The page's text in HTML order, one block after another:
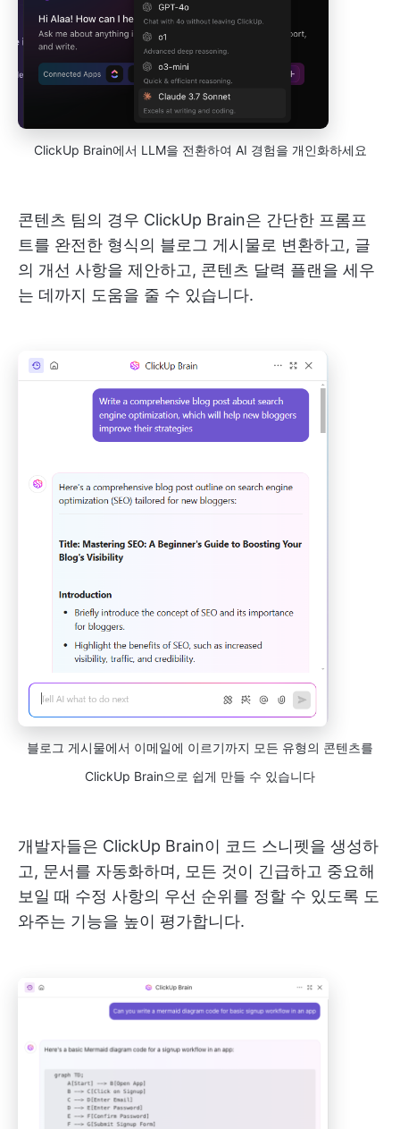
ClickUp Brain에서 LLM을 전환하여 AI 경험을 개인화하세요
콘텐츠 팀의 경우 ClickUp Brain은 간단한 프롬프
트를 완전한 형식의 블로그 게시물로 변환하고, 글
의 개선 사항을 제안하고, 콘텐츠 달력 플랜을 세우
는 데까지 도움을 줄 수 있습니다.
블로그 게시물에서 이메일에 이르기까지 모든 유형의 콘텐츠를
ClickUp Brain으로 쉽게 만들 수 있습니다
개발자들은 ClickUp Brain이 코드 스니펫을 생성하
고, 문서를 자동화하며, 모든 것이 긴급하고 중요해
보일 때 수정 사항의 우선 순위를 정할 수 있도록 도
와주는 기능을 높이 평가합니다.